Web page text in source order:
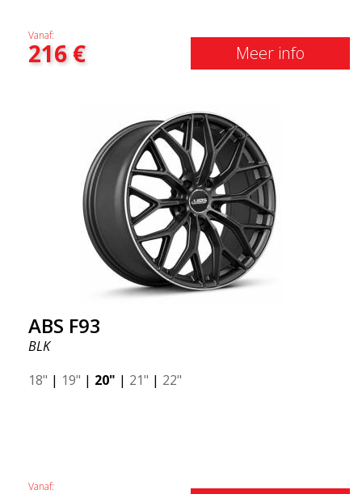
Vanaf:
216€ Meer info
ABS F93
BLK
18" | 19" | 20" | 21" | 22"
Vanaf: